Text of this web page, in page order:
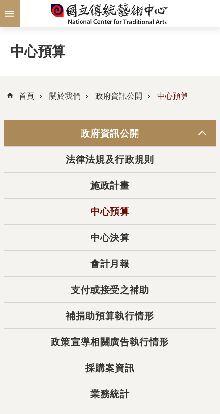
跳到主要內容區塊
中心預算
首頁 關於我們 政府資訊公開 中心預算
政府資訊公開
法律法規及行政規則
施政計畫
中心預算
中心決算
會計月報
支付或接受之補助
補捐助預算執行情形
政策宣導相關廣告執行情形
採購案資訊
業務統計